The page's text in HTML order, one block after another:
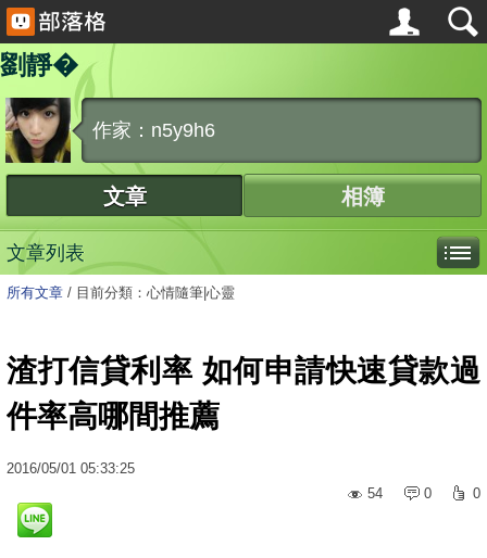
劉靜�
作家：n5y9h6
文章 相簿
文章列表
所有文章 / 目前分類：心情隨筆|心靈
渣打信貸利率 如何申請快速貸款過
件率高哪間推薦
2016/05/01 05:33:25
54
0 0